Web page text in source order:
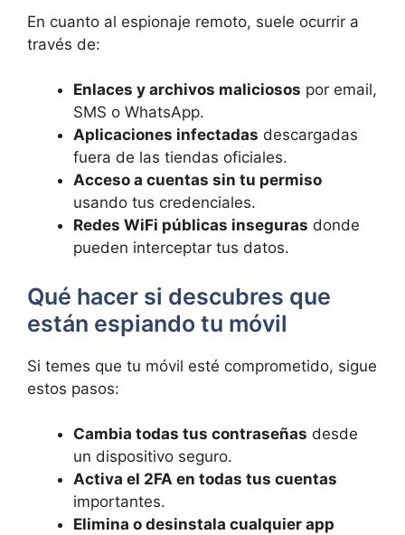
En cuanto al espionaje remoto, suele ocurrir a
través de:
Enlaces y archivos maliciosos por email,
SMS o WhatsApp.
Aplicaciones infectadas descargadas
fuera de las tiendas oficiales.
Acceso a cuentas sin tu permiso
usando tus credenciales.
Redes WiFi públicas inseguras donde
pueden interceptar tus datos.
Qué hacer si descubres que
están espiando tu móvil
Si temes que tu móvil esté comprometido, sigue
estos pasos:
Cambia todas tus contraseñas desde
un dispositivo seguro.
Activa el 2FA en todas tus cuentas
importantes.
Elimina o desinstala cualquier app